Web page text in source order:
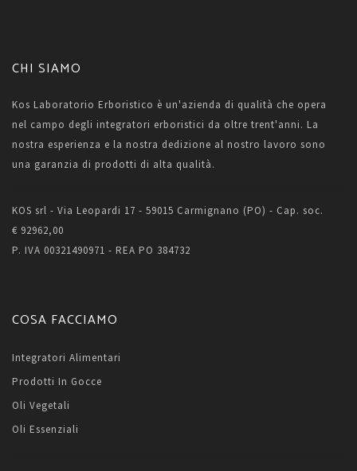
CHI SIAMO
Kos Laboratorio Erboristico è un'azienda di qualità che opera
nel campo degli integratori erboristici da oltre trent'anni. La
nostra esperienza e la nostra dedizione al nostro lavoro sono
una garanzia di prodotti di alta qualità.
KOS srl - Via Leopardi 17 - 59015 Carmignano (PO) - Cap. soc.
€ 92962,00
P. IVA 00321490971 - REA PO 384732
COSA FACCIAMO
Integratori Alimentari
Prodotti In Gocce
Oli Vegetali
Oli Essenziali